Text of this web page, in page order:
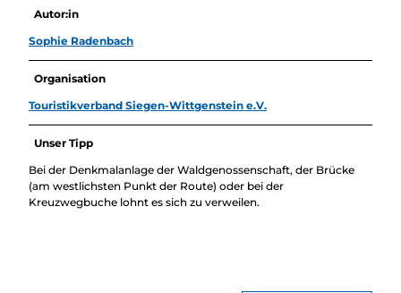
Autor:in
Sophie Radenbach
Organisation
Touristikverband Siegen-Wittgenstein e.V.
Unser Tipp
Bei der Denkmalanlage der Waldgenossenschaft, der Brücke
(am westlichsten Punkt der Route) oder bei der
Kreuzwegbuche lohnt es sich zu verweilen.